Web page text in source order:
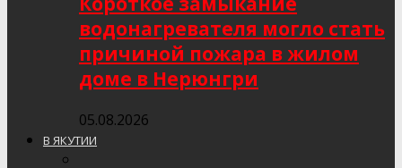
водонагревателя могло стать
причиной пожара в жилом
доме в Нерюнгри
05.08.2026
В ЯКУТИИ